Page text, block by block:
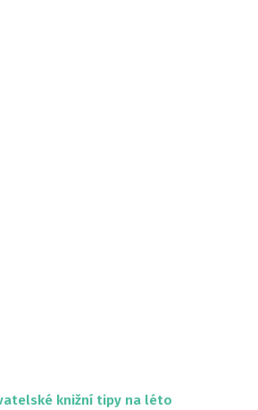
knižní tipy na léto